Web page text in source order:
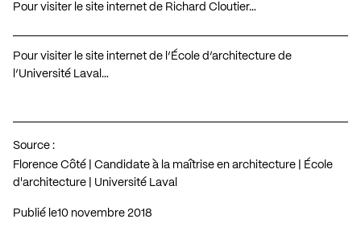
Pour visiter le site internet de Richard Cloutier…
Pour visiter le site internet de l’École d’architecture de
l’Université Laval…
Source :
Florence Côté | Candidate à la maîtrise en architecture | École
d'architecture | Université Laval
Publié le 10 novembre 2018